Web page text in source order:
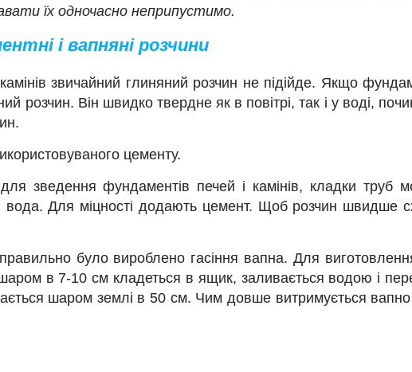
їх одночасно неприпустимо.
і вапняні розчини
звичайний глиняний розчин не підійде. Якщо
розчин. Він швидко твердне як в повітрі, так і у воді,
цементу.
зведення фундаментів печей і камінів, кладки труб
вода. Для міцності додають цемент. Щоб розчин швидше
було вироблено гасіння вапна. Для
в 7-10 см кладеться в ящик, заливається водою і
шаром землі в 50 см. Чим довше витримується